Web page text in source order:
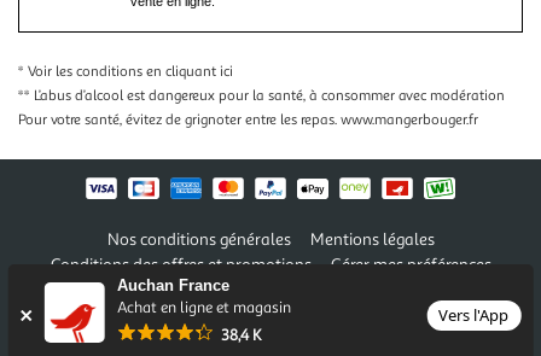
Auchan France
Achat en ligne et magasin
38,4 K
Vers l'App
* Voir les conditions en cliquant ici
** L’abus d’alcool est dangereux pour la santé, à consommer avec modération
Pour votre santé, évitez de grignoter entre les repas. www.mangerbouger.fr
Nos conditions générales
Mentions légales
Conditions des offres et promotions
Gérer mes préférences
Politique de confidentialité
Auchan 2026 © Tous droits réservés